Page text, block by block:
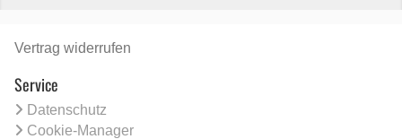
Vertrag widerrufen
Service
Datenschutz
Cookie-Manager